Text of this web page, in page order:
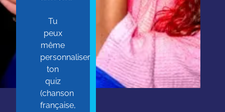
Tu
peux
même
personnaliser
ton
quiz
(chanson
française,